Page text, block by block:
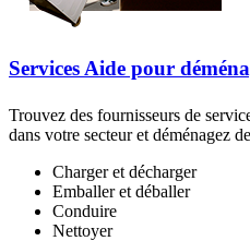
Services Aide pour
Trouvez des fournisseurs de
dans votre secteur et déménagez
Charger et décharger
Emballer et déballer
Conduire
Nettoyer